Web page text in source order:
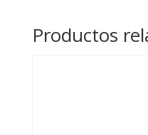
Productos